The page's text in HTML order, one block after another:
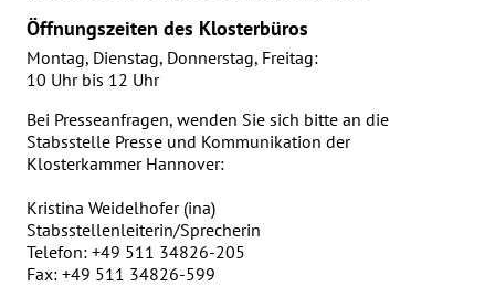
Öffnungszeiten des Klosterbüros
Montag, Dienstag, Donnerstag, Freitag:
10 Uhr bis 12 Uhr
Bei Presseanfragen, wenden Sie sich bitte an die
Stabsstelle Presse und Kommunikation der
Klosterkammer Hannover:
Kristina Weidelhofer (ina)
Stabsstellenleiterin/Sprecherin
Telefon: +49 511 34826-205
Fax: +49 511 34826-599